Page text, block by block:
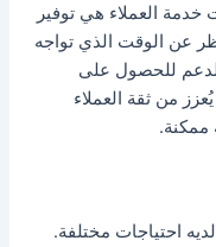
خدمة العملاء هي توفير
عن الوقت الذي تواجه
للحصول على
من ثقة العملاء
ممكنة.
احتياجات مختلفة.